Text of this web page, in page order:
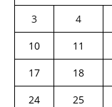
3
4
10
11
17
18
24
25